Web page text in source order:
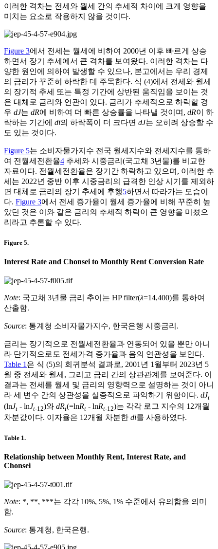
이러한 격차는 전세와 월세 간의 추세적 차이에 크게 영향을
미치는 요소로 작용하지 않을 것이다.
Figure 3에서 전세는 월세에 비하여 2000년 이후 빠르게 상승
하면서 장기 추세에서 큰 격차를 보여왔다. 이러한 격차는 다
양한 원인에 의하여 발생할 수 있으나, 본고에서는 우리 경제
의 금리가 꾸준히 하락한 데 주목한다. 식 (4)에서 전세와 월세
의 장기적 추세 또는 특정 기간에 상반된 움직임을 보이는 것
은 대체로 금리와 연관이 있다. 금리가 추세적으로 하락할 경
우 dJ는 dR에 비하여 더 빠른 상승률을 나타낼 것이며, dR이 하
락하는 기간에 di의 하락폭이 더 크다면 dJ는 오히려 상승할 수
도 있는 것이다.
Figure 5는 소비자물가지수 전국 월세지수와 전세지수를 통하
여 전월세전환율4 추세와 시중금리(국고채 3년물)를 비교한
자료이다. 전월세전환율은 장기간 하락하고 있으며, 이러한 추
세는 2022년 중반 이후 시중금리의 급격한 인상 시기를 제외하
면 대체로 금리의 장기 추세에 후행5하면서 따라가는 모습이
다. Figure 3에서 전세 증가율이 월세 증가율에 비해 꾸준히 높
았던 것은 이와 같은 금리의 추세적 하락이 큰 영향을 미쳤으
리라고 추론할 수 있다.
Figure 5.
Interest Rate and Chonsei to Monthly Rent Conversion Rate
Note: 국고채 3년물 금리 추이는 HP filter(λ=14,400)를 통하여
산출함.
Source: 통계청 소비자물가지수, 한국은행 시중금리.
금리는 장기적으로 전월세전환율과 연동되어 있을 뿐만 아니
라 단기적으로도 전세가격 증가율과 음의 연관성을 보인다.
Table 1 은 식 (5)의 회귀분석 결과로, 2001년 1월부터 2023년 5
월 중 전세와 월세, 그리고 금리 간의 상관관계를 보여준다. 이
결과는 전세를 월세 및 금리의 영향력으로 설명하는 것이 아니
라 세 변수 간의 상관성을 실증적으로 파악하기 위함이다. dJt
(lnJt - lnJt-12)와 dRt(=lnRt - lnRt-12)는 각각 로그 지수의 12개월
차분값이다. 이자율은 12개월 차분한 di를 사용하였다.
Table 1.
Relationship between Monthly Rent, Interest Rate, and
Chonsei
Note: *, **, ***는 각각 10%, 5%, 1% 수준에서 유의함을 의미
함.
Source: 통계청, 한국은행.